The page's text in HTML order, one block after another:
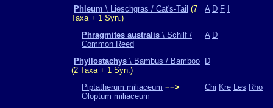
Phleum \ Lieschgras / Cat's-Tail (7
Taxa + 1 Syn.)
A D F
Phragmites australis \ Schilf /
Common Reed
A D
Phyllostachys \ Bambus / Bamboo
(2 Taxa + 1 Syn.)
D
Piptatherum miliaceum −−>
Oloptum miliaceum
Chi Kre Les Rho